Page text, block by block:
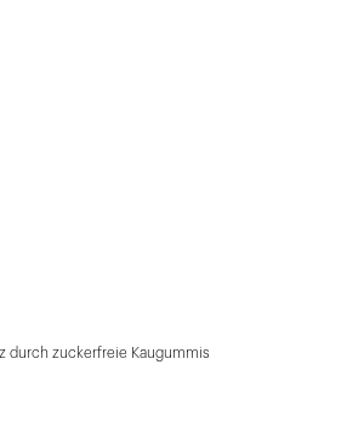
durch zuckerfreie Kaugummis